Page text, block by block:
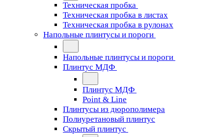
Техническая пробка
Техническая пробка в листах
Техническая пробка в рулонах
Напольные плинтусы и пороги
Напольные плинтусы и пороги
Плинтус МДФ
Плинтус МДФ
Point & Line
Плинтусы из дюрополимера
Полиуретановый плинтус
Скрытый плинтус